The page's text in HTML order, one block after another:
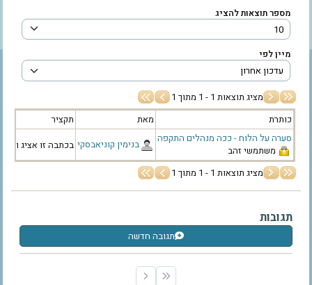
מספר תוצאות להציג
מיין לפי
מציג תוצאות 1 - 1 מתוך 1
כותרת
מאת
תקציר
סערה על הלוח - ככה מנהלים התקפה
משתמשי זהב
‫בנימין קוניאבסקי‬ בכתבה זו אציג
מציג תוצאות 1 - 1 מתוך 1
תגובות
תגובה חדשה